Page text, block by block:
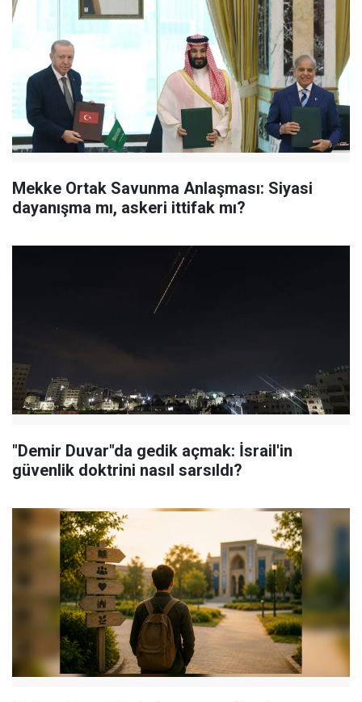
Mekke Ortak Savunma Anlaşması: Siyasi
dayanışma mı, askeri ittifak mı?
"Demir Duvar"da gedik açmak: İsrail'in
güvenlik doktrini nasıl sarsıldı?